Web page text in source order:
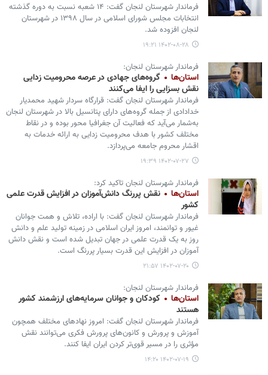
فرماندار شهرستان لنجان گفت: ۱۴ شعبه نسبت به دوره گذشته
انتخابات مجلس شورای اسلامی در سال ۱۳۹۸ در شهرستان
لنجان افزوده شد.
۱۴۰۲-۰۸-۲۸ ۱۹:۲۱
فرماندار شهرستان لنجان:
استان‌ها
گروه‌های جهادی در عرصه‌ محرومیت زدایی
نقش بسزایی را ایفا می‌کنند
فرماندار شهرستان لنجان گفت: قرارگاه سردار شهید محمدیار
خدادادی از جمله گروه‌های دارای پتانسیل بالا در شهرستان لنجان
به‌شمار می‌آید که فعالیت آن جغرافیا محور بوده و در نقاط
مختلف کشور با هدف محرومیت زدایی به ارائه خدمات به
اقشار محروم جامعه می‌پردازد.
۱۴۰۲-۰۷-۲۷ ۱۹:۳۹
فرماندار شهرستان لنجان تاکید کرد:
استان‌ها
نقش پررنگ دانش‌آموزان در افزایش قدرت علمی
کشور
فرماندار شهرستان لنجان گفت: با اراده، تلاش و همت جوانان
غیور و توانمند، امروز ایران اسلامی در زمینه تولید علم و دانش
روز به یک قدرت علمی در جهان تبدیل شده است و نقش دانش
آموزان در افزایش این قدرت بسیار پررنگ‌ است.
۱۴۰۲-۰۷-۲۰ ۲۱:۵۷
فرماندار شهرستان لنجان:
استان‌ها
کودکان و جوانان سرمایه‌های ارزشمند کشور
هستند
فرماندار شهرستان لنجان گفت: امروز نهادهای مختلف همچون
آموزش و پرورش و کانون‌های پرورش فکری می‌توانند نقش
مؤثری را در مسیر قوی‌تر کردن ایران ایفا کنند.
۱۴۰۲-۰۷-۱۹ ۱۴:۲۰